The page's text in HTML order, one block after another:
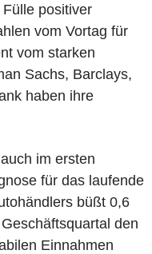
positiver
vom Vortag für
vom starken
Sachs, Barclays,
haben ihre
im ersten
für das laufende
büßt 0,6
den
Einnahmen